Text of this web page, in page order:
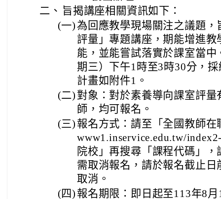
二、 旨揭講座相關資訊如下：
(一)為回應教學現場關注之議題
評量」專題講座，期能增進
能，並能嘗試落實於課室當
期三）下午1時至3時30分，
計畫如附件1。
(二) 對象：對於素養導向課室評
師，均可報名。
(三) 報名方式：請至「全國教師
www1.inservice.edu.tw/
院校」再搜尋「課程代碼」
需取消報名，請於報名截止
取消。
(四) 報名期限：即日起至113年8